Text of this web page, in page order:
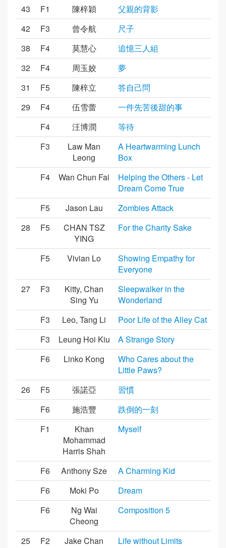
43 F1 陳梓穎
父親的背影
42
F3 曾令航
尺子
38
F4 莫慧心
追憶三人組
32
F4 周玉姣
夢
31
F5 陳梓立
答自己問
29
F4 伍雪蕾
一件先苦後甜的事
F4
汪博潤
等待
F3
Law Man
Leong
A Heartwarming Lunch
Box
F4
Wan Chun Fai
Helping the Others - Let
Dream Come True
F5
Jason Lau
Zombies Attack
28
F5
CHAN TSZ
YING
For the Charity Sake
F5 Vivian Lo
Showing Empathy for
Everyone
27
F3
Kitty, Chan
Sing Yu
Sleepwalker in the
Wonderland
F3
Leo, Tang Li
Poor Life of the Alley Cat
F3
Leung Hoi Kiu
A Strange Story
F6
Linko Kong
Who Cares about the
Little Paws?
26
F5 張諾亞
習慣
F6
施浩豐
跌倒的一刻
F1
Khan
Mohammad
Harris Shah
Myself
F6 Anthony Sze
A Charming Kid
F6
Moki Po
Dream
F6
Ng Wai
Cheong
Composition 5
25 F2 Jake Chan
Life without Limits